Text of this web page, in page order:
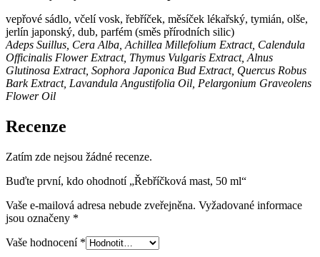
vepřové sádlo, včelí vosk, řebříček, měsíček lékařský, tymián, olše,
jerlín japonský, dub, parfém (směs přírodních silic)
Adeps Suillus, Cera Alba, Achillea Millefolium Extract, Calendula
Officinalis Flower Extract, Thymus Vulgaris Extract, Alnus
Glutinosa Extract, Sophora Japonica Bud Extract, Quercus Robus
Bark Extract, Lavandula Angustifolia Oil, Pelargonium Graveolens
Flower Oil
Recenze
Zatím zde nejsou žádné recenze.
Buďte první, kdo ohodnotí „Řebříčková mast, 50 ml“
Vaše e-mailová adresa nebude zveřejněna. Vyžadované informace
jsou označeny *
Vaše hodnocení *